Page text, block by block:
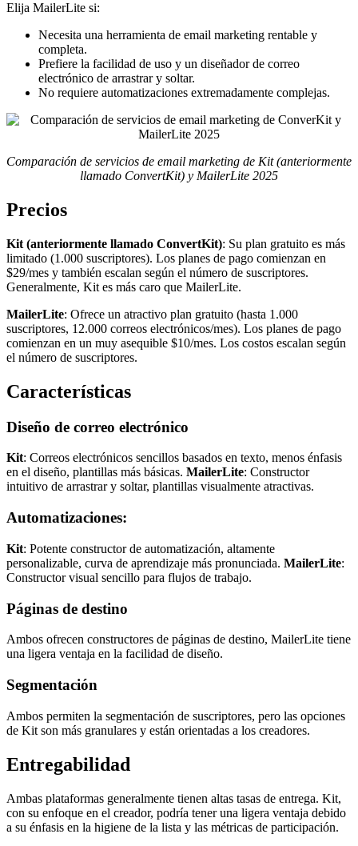
Elija MailerLite si:
Necesita una herramienta de email marketing rentable y
completa.
Prefiere la facilidad de uso y un diseñador de correo
electrónico de arrastrar y soltar.
No requiere automatizaciones extremadamente complejas.
Comparación de servicios de email marketing de Kit (anteriormente
llamado ConvertKit) y MailerLite 2025
Precios
Kit (anteriormente llamado ConvertKit): Su plan gratuito es más
limitado (1.000 suscriptores). Los planes de pago comienzan en
$29/mes y también escalan según el número de suscriptores.
Generalmente, Kit es más caro que MailerLite.
MailerLite: Ofrece un atractivo plan gratuito (hasta 1.000
suscriptores, 12.000 correos electrónicos/mes). Los planes de pago
comienzan en un muy asequible $10/mes. Los costos escalan según
el número de suscriptores.
Características
Diseño de correo electrónico
Kit: Correos electrónicos sencillos basados en texto, menos énfasis
en el diseño, plantillas más básicas. MailerLite: Constructor
intuitivo de arrastrar y soltar, plantillas visualmente atractivas.
Automatizaciones:
Kit: Potente constructor de automatización, altamente
personalizable, curva de aprendizaje más pronunciada. MailerLite:
Constructor visual sencillo para flujos de trabajo.
Páginas de destino
Ambos ofrecen constructores de páginas de destino, MailerLite tiene
una ligera ventaja en la facilidad de diseño.
Segmentación
Ambos permiten la segmentación de suscriptores, pero las opciones
de Kit son más granulares y están orientadas a los creadores.
Entregabilidad
Ambas plataformas generalmente tienen altas tasas de entrega. Kit,
con su enfoque en el creador, podría tener una ligera ventaja debido
a su énfasis en la higiene de la lista y las métricas de participación.